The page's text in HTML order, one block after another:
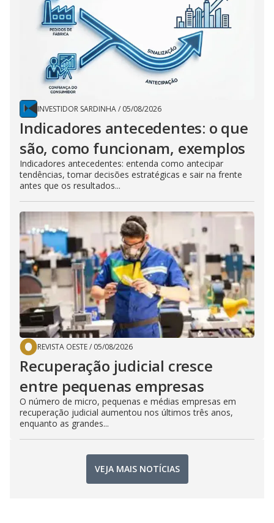
INVESTIDOR SARDINHA/ 05/08/2026
Indicadores antecedentes: o que
são, como funcionam, exemplos
Indicadores antecedentes: entenda como antecipar
tendências, tomar decisões estratégicas e sair na frente
antes que os resultados...
REVISTA OESTE/ 05/08/2026
Recuperação judicial cresce
entre pequenas empresas
O número de micro, pequenas e médias empresas em
recuperação judicial aumentou nos últimos três anos,
enquanto as grandes...
VEJA MAIS NOTÍCIAS